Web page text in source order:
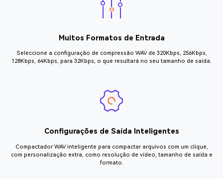
Muitos Formatos de Entrada
Seleccione a configuração de compressão WAV de 320Kbps, 256Kbps,
128Kbps, 64Kbps, para 32Kbps, o que resultará no seu tamanho de saída.
Configurações de Saída Inteligentes
Compactador WAV inteligente para compactar arquivos com um clique,
com personalização extra, como resolução de vídeo, tamanho de saída e
formato.